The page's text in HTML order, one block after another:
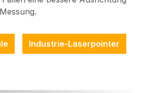
Isoliert
Betriebsspannung:
Industrie-Laserpointer